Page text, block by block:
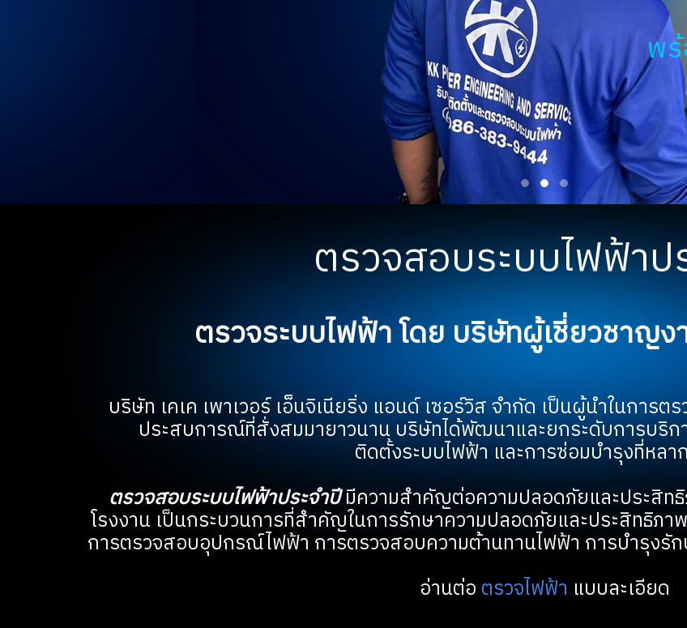
งานซ่
พร้อมให้ข้อเสนอแน
ตรวจสอบระบบไฟฟ้าป
ตรวจระบบไฟฟ้า โดย บริษัทผู้เชี่ยวชาญ
บริษัท เคเค เพาเวอร์ เอ็นจิเนียริ่ง แอนด์ เซอร์วิส จำกัด เป็นผู้นำในการ
ประสบการณ์ที่สั่งสมมายาวนาน บริษัทได้พัฒนาและยกระดับการบริก
ติดตั้งระบบไฟฟ้า และการซ่อมบำรุงที่หลา
ตรวจสอบระบบไฟฟ้าประจำปีมีความสำคัญต่อความปลอดภัยและประสิท
โรงงาน เป็นกระบวนการที่สำคัญในการรักษาความปลอดภัยและประสิทธิภ
การตรวจสอบอุปกรณ์ไฟฟ้า การตรวจสอบความต้านทานไฟฟ้า การบำรุงรั
อ่านต่อ ตรวจไฟฟ้า แบบละเอียด